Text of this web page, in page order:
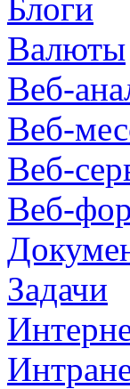
Блоги
Валюты
Веб-
Веб-
Веб-
Веб-
Задачи